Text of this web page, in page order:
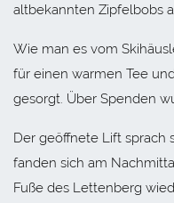
altbekannten Zipfelbobs
Wie man es vom
für einen warmen Tee
gesorgt. Über Spenden
Der geöffnete Lift sprach
fanden sich am
Fuße des Lettenberg